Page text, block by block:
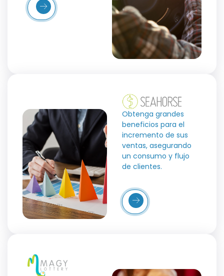
Obtenga grandes
beneficios para el
incremento de sus
ventas, asegurando
un consumo y flujo
de clientes.
Más
Detalles